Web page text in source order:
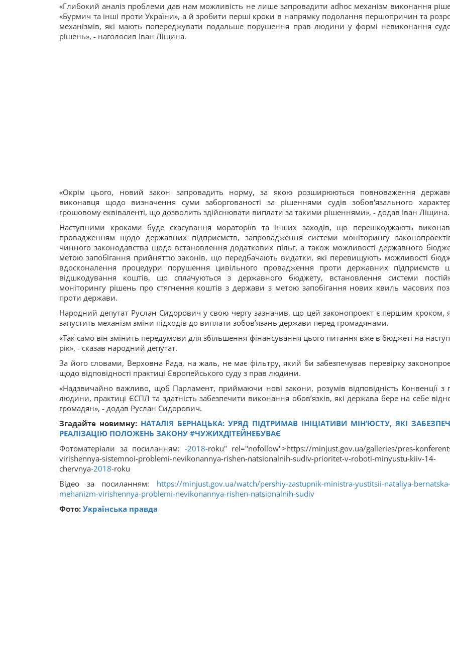
«Глибокий аналіз проблеми дав нам можливість не лише запровадити adhoc механізм виконання
«Бурмич та інші проти України», а й зробити перші кроки в напрямку подолання першопричин та
механізмів, які мають попереджувати подальше порушення прав людини у формі невиконання
рішень», - наголосив Іван Ліщина.
«Окрім цього, новий закон запровадить норму, за якою розширюються повноваження
виконавця щодо визначення суми заборгованості за рішеннями судів зобов'язального
грошовому еквіваленті, що дозволить здійснювати виплати за такими рішеннями», - додав Іван Ліщина.
Наступними кроками буде скасування мораторіїв та інших заходів, що перешкоджають
провадженням щодо державних підприємств, запровадження системи моніторингу
чинного законодавства щодо встановлення додаткових пільг, а також можливості державного
метою запобігання прийняттю законів, що передбачають видатки, які перевищують можливості
вдосконалення процедури порушення цивільного провадження проти державних підприємств
відшкодування коштів, що сплачуються з державного бюджету, встановлення системи
моніторингу рішень про стягнення коштів з держави з метою запобігання нових хвиль масових
проти держави.
Народний депутат Руслан Сидорович у свою чергу зазначив, що цей законопроект є першим кроком,
запустить механізм зміни підходів до виплати зобов’язань держави перед громадянами.
«Так само він змінить передумови для збільшення фінансування цього питання вже в бюджеті на
рік», - сказав народний депутат.
За його словами, Верховна Рада, на жаль, не має фільтру, який би забезпечував перевірку
щодо відповідності практиці Європейського суду з прав людини.
«Надзвичайно важливо, щоб Парламент, приймаючи нові закони, розумів відповідність Конвенції з
людини, практиці ЄСПЛ та здатність забезпечити виконання обов’язків, які держава бере на себе
громадян», - додав Руслан Сидорович.
Згадайте новимну: НАТАЛІЯ БЕРНАЦЬКА: УРЯД ПІДТРИМАВ ІНІЦІАТИВИ МІН’ЮСТУ, ЯКІ
РЕАЛІЗАЦІЮ ПОЛОЖЕНЬ ЗАКОНУ #ЧУЖИХДІТЕЙНЕБУВАЄ
Фотоматеріали за посиланням: -2018-roku" rel="nofollow">https://minjust.gov.ua/galleries/pres-
virishennya-sistemnoi-problemi-nevikonannya-rishen-natsionalnih-sudiv-prioritet-v-roboti-minyustu-kiiv-14-
chervnya-2018-roku
Відео за посиланням: https://minjust.gov.ua/watch/pershiy-zastupnik-ministra-yustitsii-nataliya-
mehanizm-virishennya-problemi-nevikonannya-rishen-natsionalnih-sudiv
Фото: Українська правда